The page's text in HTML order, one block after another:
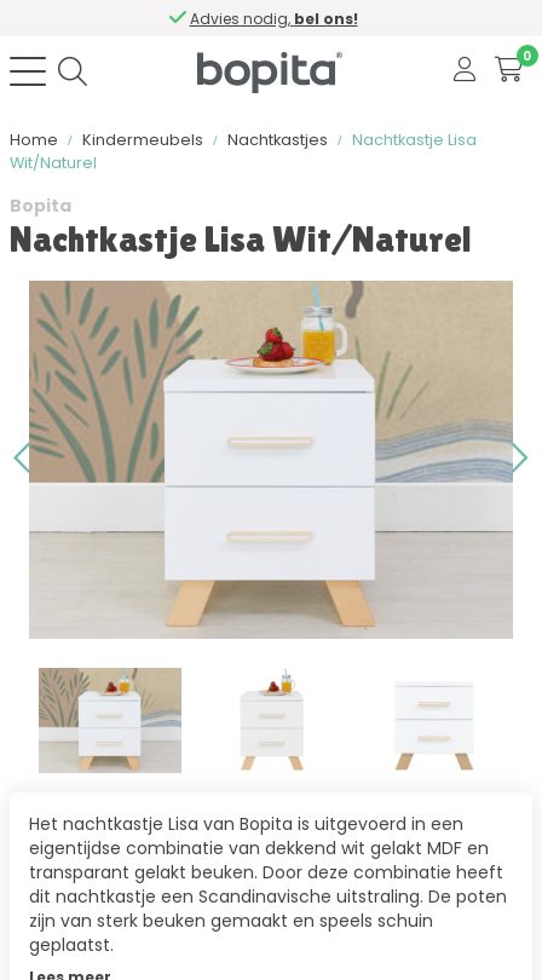
Advies nodig, bel ons!
0
Home Kindermeubels Nachtkastjes
Nachtkastje Lisa
Wit/Naturel
Bopita
Nachtkastje Lisa Wit/Naturel
Het nachtkastje Lisa van Bopita is uitgevoerd in een
eigentijdse combinatie van dekkend wit gelakt MDF en
transparant gelakt beuken. Door deze combinatie heeft
dit nachtkastje een Scandinavische uitstraling. De poten
zijn van sterk beuken gemaakt en speels schuin
geplaatst.